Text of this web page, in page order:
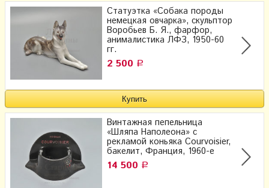
Статуэтка «Собака породы
немецкая овчарка», скульптор
Воробьев Б. Я., фарфор,
анималистика ЛФЗ, 1950-60
гг.
2 500 Р
Винтажная пепельница
«Шляпа Наполеона» с
рекламой коньяка Courvoisier,
бакелит, Франция, 1960-е
14 500 Р